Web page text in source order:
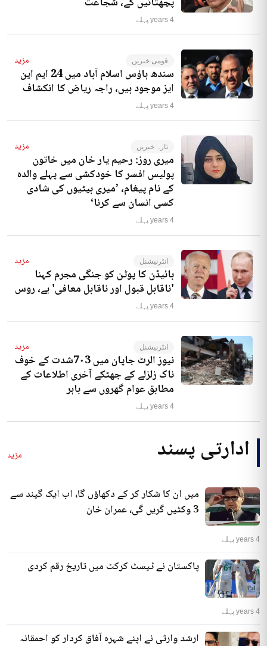
جلسوں میں کوئی مرا یا مروادیا تو سب
پچھتائیں گے، شجاعت
4 years پہلے
قومی خبریں مزید
سندھ ہاؤس اسلام آباد میں 24 ایم این
ایز موجود ہیں، راجہ ریاض کا انکشاف
4 years پہلے
تازہ خبریں
میری روز: رحیم یار خان میں خاتون
پولیس افسر کا خودکشی سے پہلے والدہ
کے نام پیغام، ’میری بیٹیوں کی شادی
کسی انسان سے کرنا‘
4 years پہلے
انٹرنیشنل
بائیڈن کا پوٹن کو جنگی مجرم کہنا
'ناقابل قبول اور ناقابل معافی' ہے، روس
4 years پہلے
انٹرنیشنل مزید
نیوز الرٹ جاپان میں 7۰3شدت کے خوف
ناک زلزلے کے جھٹکے آخری اطلاعات کے
مطابق عوام گھروں سے باہر
4 years پہلے
ادارتی پسند
میں ان کا شکار کر کے دکھاؤں گا، اب ایک گیند سے